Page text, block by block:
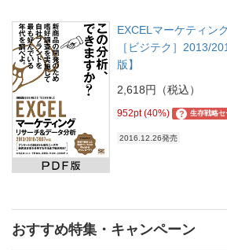
EXCELマーケティン
［ビジテク］2013/
版】
2,618円（税込）
952pt (40%) ? 生存戦略セ
2016.12.26発売
おすすめ特集・キャンペーン